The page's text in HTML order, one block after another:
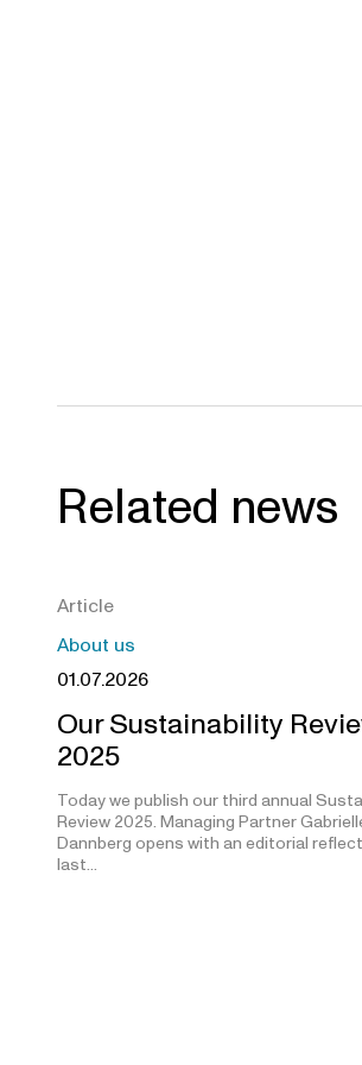
Related news
Article
About us
01.07.2026
Our Sustainability
2025
Today we publish our third annual
Review 2025. Managing Partner
Dannberg opens with an editorial
last…